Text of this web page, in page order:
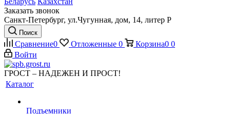
Заказать звонок
Санкт-Петербург, ул.Чугунная, дом, 14, литер Р
Поиск
Сравнение0 Отложенные 0 Корзина0 0
Войти
ГРОСТ – НАДЕЖЕН И ПРОСТ!
Каталог
Подъемники